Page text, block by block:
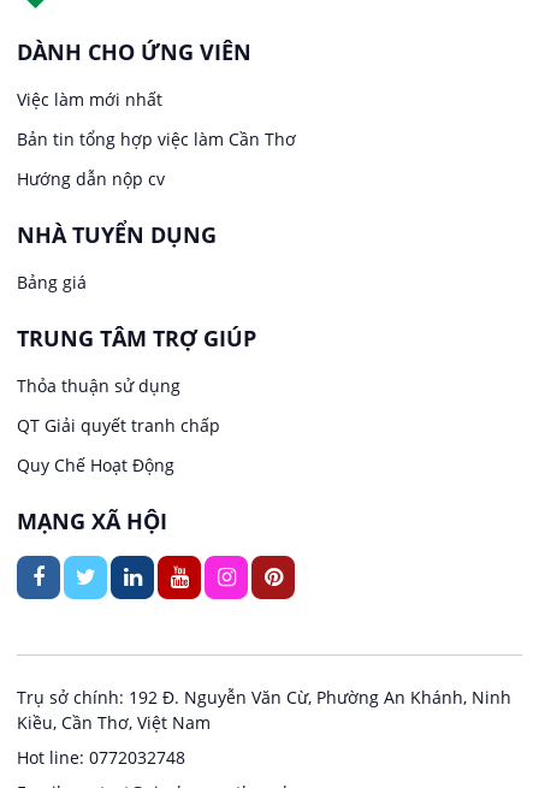
Kế toán
Lái xe
Lao Động Phổ Thông
Lễ tân
May mặc
Ngân hàng
Nhà hàng / Khách sạn
Thủy Sản
Quản lý chất lượng (QA/QC)
Việc làm tại Long Tuyền
Việc làm tại Hưng Phú
Việc làm tại Phước Thới
Việc làm tại Thới Long
Việc làm tại Trung Nhất
Việc làm tại Thuận Hưng
Việc làm tại Vị Thanh
Việc làm tại Long Phú 1
DÀNH CHO ỨNG VIÊN
Việc làm mới nhất
Bản tin tổng hợp việc làm Cần Thơ
Hướng dẫn nộp cv
NHÀ TUYỂN DỤNG
Bảng giá
TRUNG TÂM TRỢ GIÚP
Thỏa thuận sử dụng
QT Giải quyết tranh chấp
Quy Chế Hoạt Động
MẠNG XÃ HỘI
Trụ sở chính: 192 Đ. Nguyễn Văn Cừ, Phường An Khánh, Ninh
Kiều, Cần Thơ, Việt Nam
Hot line: 0772032748